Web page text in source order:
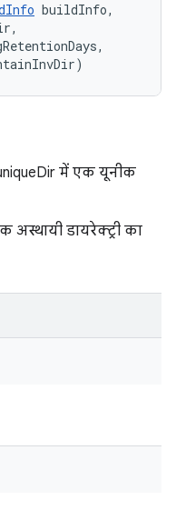
buildInfo,
में एक यूनीक
अस्थायी डायरेक्ट्री का